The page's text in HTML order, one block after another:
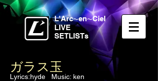
L'Arc〜en〜Ciel
LIVE
SETLISTs
ガラス玉
Lyrics:hyde Music: ken